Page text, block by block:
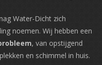
Water-Dicht zich
noemen. Wij hebben een
, van opstijgend
en schimmel in huis.